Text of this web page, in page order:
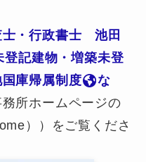
士・行政書士 池田
登記建物・増築未登
庫帰属制度
な
所ホームページの
））をご覧くださ